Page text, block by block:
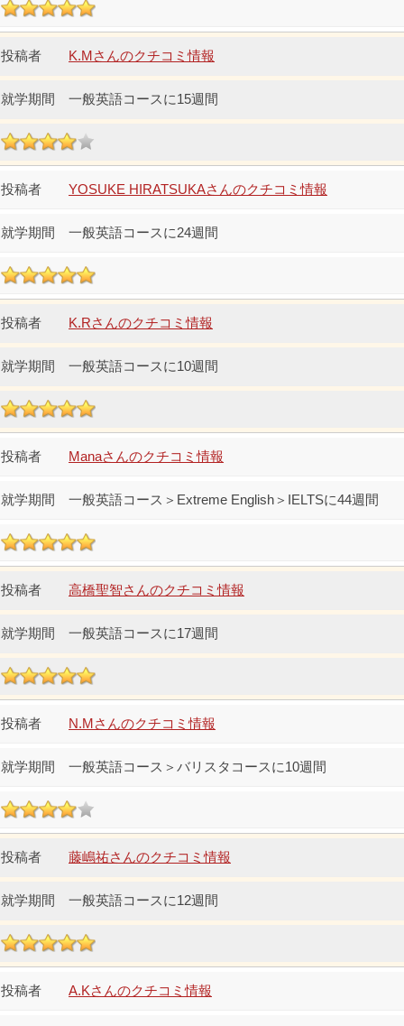
K.Mさんのクチコミ情報
一般英語コースに15週間
YOSUKE HIRATSUKAさんのクチコミ情報
一般英語コースに24週間
K.Rさんのクチコミ情報
一般英語コースに10週間
Manaさんのクチコミ情報
一般英語コース＞Extreme English＞IELTSに44週間
高橋聖智さんのクチコミ情報
一般英語コースに17週間
N.Mさんのクチコミ情報
一般英語コース＞バリスタコースに10週間
藤嶋祐さんのクチコミ情報
一般英語コースに12週間
A.Kさんのクチコミ情報